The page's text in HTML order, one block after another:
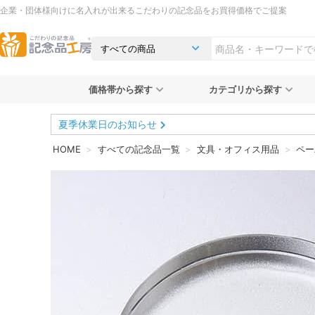
企業・団体様向けに名入れが出来るこだわりの記念品をお買得価格でご提案
価格帯から探す カテゴリから探す
夏季休業日のお知らせ
HOME すべての記念品一覧 文具・オフィス用品 ペ